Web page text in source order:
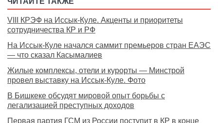
VIII КРЭФ на Иссык-Куле. Акценты и приоритеты
сотрудничества КР и РФ
На Иссык-Куле начался саммит премьеров стран ЕАЭС
— что сказал Касымалиев
Жилые комплексы, отели и курорты — Минстрой
провел выставку на Иссык-Куле. Фото
В Бишкеке обсудят мировой опыт борьбы с
легализацией преступных доходов
Первая партия ГСМ из России поступит в КР в конце